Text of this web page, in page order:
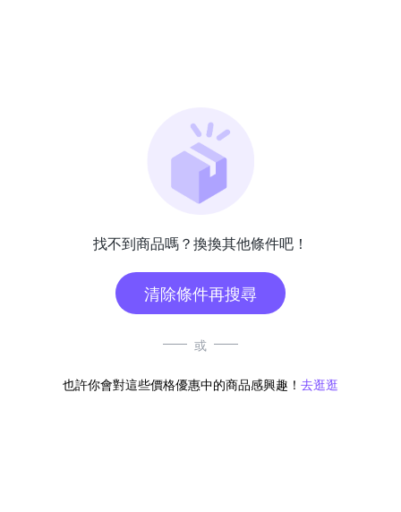
找不到商品嗎？換換其他條件吧！
清除條件再搜尋
或
也許你會對這些價格優惠中的商品感興趣！ 去逛逛